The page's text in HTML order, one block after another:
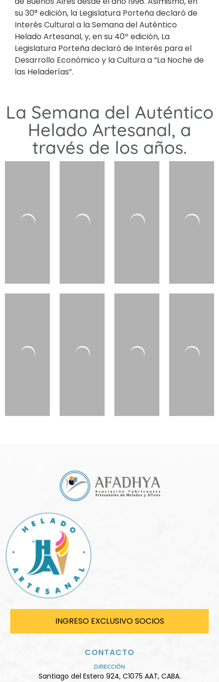
su 30° edición, la Legislatura Porteña declaró de
Interés Cultural a la Semana del Auténtico
Helado Artesanal, y, en su 40º edición, La
Legislatura Porteña declaró de Interés para el
Desarrollo Económico y la Cultura a “La Noche de
las Heladerías”.
La Semana del Auténtico
Helado Artesanal, a
través de los años.
INGRESO EXCLUSIVO SOCIOS
CONTACTO
DIRECCIÓN
Santiago del Estero 924, C1075 AAT, CABA.